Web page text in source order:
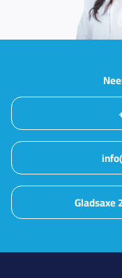
Gladsaxe